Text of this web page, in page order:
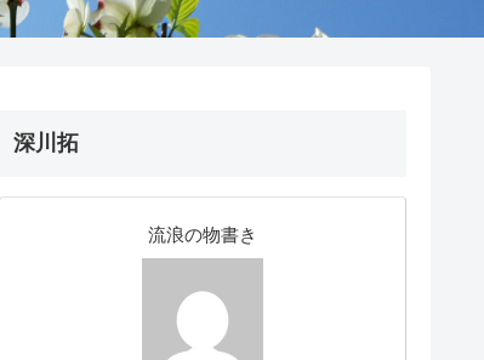
深川拓
流浪の物書き